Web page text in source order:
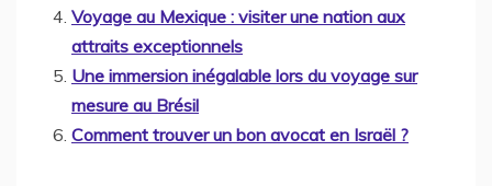
Voyage au Mexique : visiter une nation aux
attraits exceptionnels
Une immersion inégalable lors du voyage sur
mesure au Brésil
Comment trouver un bon avocat en Israël ?